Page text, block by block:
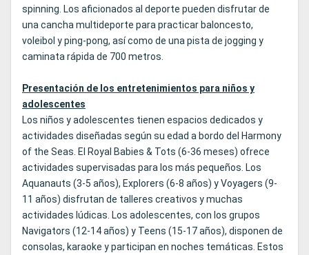
spinning. Los aficionados al deporte pueden disfrutar de
una cancha multideporte para practicar baloncesto,
voleibol y ping-pong, así como de una pista de jogging y
caminata rápida de 700 metros.
Presentación de los entretenimientos para niños y
adolescentes
Los niños y adolescentes tienen espacios dedicados y
actividades diseñadas según su edad a bordo del Harmony
of the Seas. El Royal Babies & Tots (6-36 meses) ofrece
actividades supervisadas para los más pequeños. Los
Aquanauts (3-5 años), Explorers (6-8 años) y Voyagers (9-
11 años) disfrutan de talleres creativos y muchas
actividades lúdicas. Los adolescentes, con los grupos
Navigators (12-14 años) y Teens (15-17 años), disponen de
consolas, karaoke y participan en noches temáticas. Estos